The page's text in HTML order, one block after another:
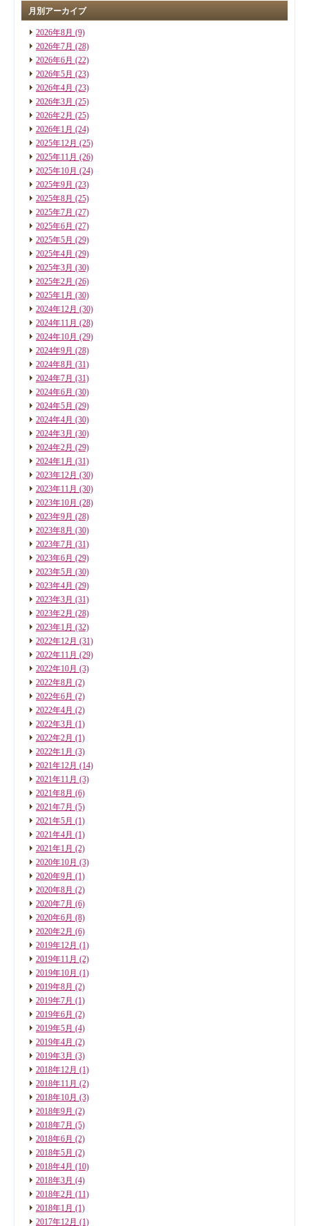
月別アーカイブ
2026年8月 (9)
2026年7月 (28)
2026年6月 (22)
2026年5月 (23)
2026年4月 (23)
2026年3月 (25)
2026年2月 (25)
2026年1月 (24)
2025年12月 (25)
2025年11月 (26)
2025年10月 (24)
2025年9月 (23)
2025年8月 (25)
2025年7月 (27)
2025年6月 (27)
2025年5月 (29)
2025年4月 (29)
2025年3月 (30)
2025年2月 (26)
2025年1月 (30)
2024年12月 (30)
2024年11月 (28)
2024年10月 (29)
2024年9月 (28)
2024年8月 (31)
2024年7月 (31)
2024年6月 (30)
2024年5月 (29)
2024年4月 (30)
2024年3月 (30)
2024年2月 (29)
2024年1月 (31)
2023年12月 (30)
2023年11月 (30)
2023年10月 (28)
2023年9月 (28)
2023年8月 (30)
2023年7月 (31)
2023年6月 (29)
2023年5月 (30)
2023年4月 (29)
2023年3月 (31)
2023年2月 (28)
2023年1月 (32)
2022年12月 (31)
2022年11月 (29)
2022年10月 (3)
2022年8月 (2)
2022年6月 (2)
2022年4月 (2)
2022年3月 (1)
2022年2月 (1)
2022年1月 (3)
2021年12月 (14)
2021年11月 (3)
2021年8月 (6)
2021年7月 (5)
2021年5月 (1)
2021年4月 (1)
2021年1月 (2)
2020年10月 (3)
2020年9月 (1)
2020年8月 (2)
2020年7月 (6)
2020年6月 (8)
2020年2月 (6)
2019年12月 (1)
2019年11月 (2)
2019年10月 (1)
2019年8月 (2)
2019年7月 (1)
2019年6月 (2)
2019年5月 (4)
2019年4月 (2)
2019年3月 (3)
2018年12月 (1)
2018年11月 (2)
2018年10月 (3)
2018年9月 (2)
2018年7月 (5)
2018年6月 (2)
2018年5月 (2)
2018年4月 (10)
2018年3月 (4)
2018年2月 (11)
2018年1月 (1)
2017年12月 (1)